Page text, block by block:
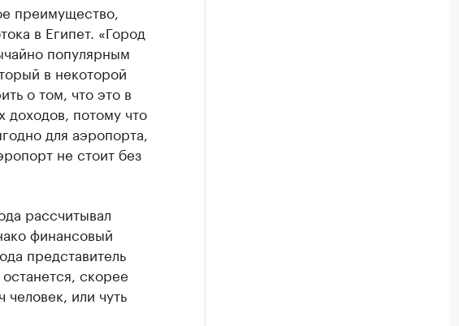
преимущество,
в Египет. «Город
популярным
в некоторой
о том, что это в
потому что
для аэропорта,
не стоит без
рассчитывал
финансовый
представитель
скорее
или чуть